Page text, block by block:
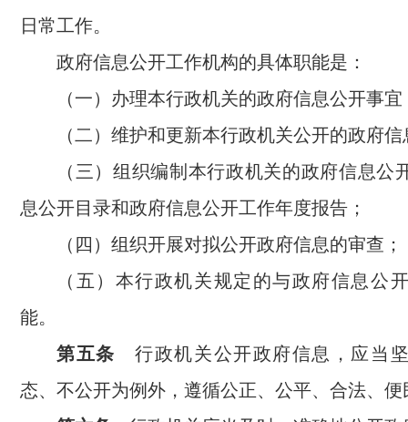
日常工作。
政府信息公开工作机构的具体职能是：
（一）办理本行政机关的政府信息公开事宜
（二）维护和更新本行政机关公开的政府信
（三）组织编制本行政机关的政府信息公
息公开目录和政府信息公开工作年度报告；
（四）组织开展对拟公开政府信息的审查；
（五）本行政机关规定的与政府信息公
能。
第五条 行政机关公开政府信息，应当
态、不公开为例外，遵循公正、公平、合法、